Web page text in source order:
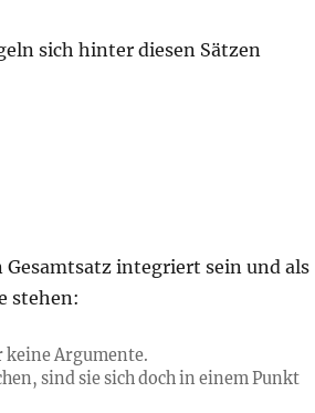
sich hinter diesen Sätzen
integriert sein und als
stehen:
keine Argumente.
sind sie sich doch in einem Punkt